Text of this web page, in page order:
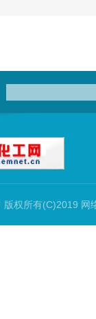
版权所有(C)2019 网